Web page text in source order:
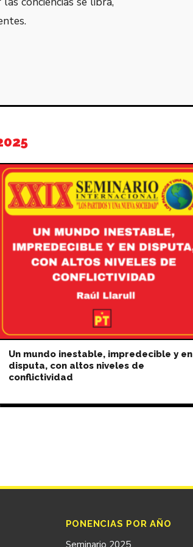
Un mundo inestable, impredecible y en
disputa, con altos niveles de
conflictividad
PONENCIAS POR AÑO
Seminario 2025